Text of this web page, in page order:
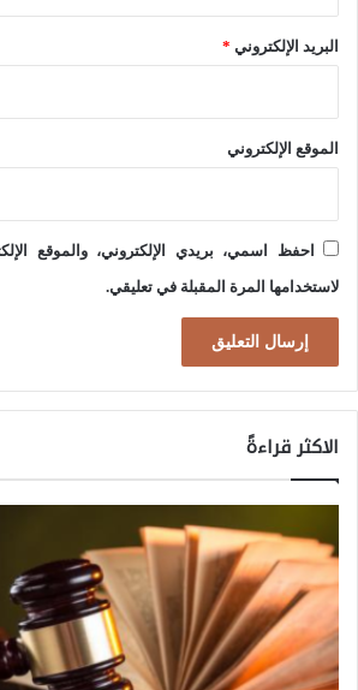
ا
ل
ه
ي
ر
ه
ا
ل
ى
ق
و
ا
س
س
ي
ة
ي
ا
ق
البريد الإلكتروني *
الموقع الإلكتروني
احفظ اسمي، بريدي الإلكتروني، والموقع
لاستخدامها المرة المقبلة في تعليقي.
الاكثر قراءةً